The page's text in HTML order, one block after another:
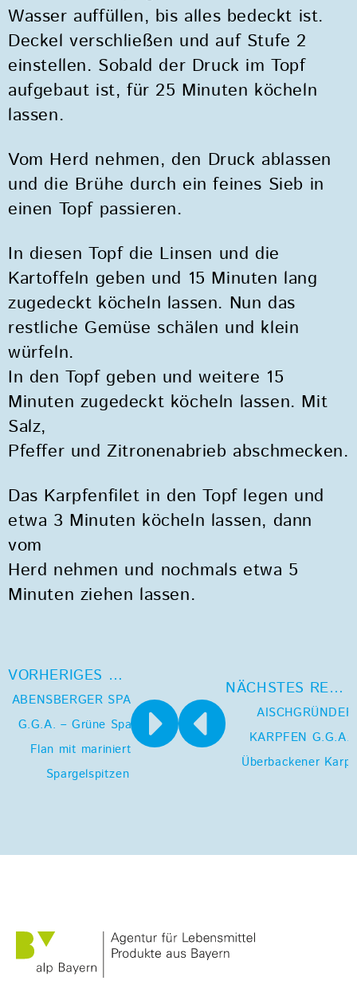
Wasser auffüllen, bis alles bedeckt ist.
Deckel verschließen und auf Stufe 2
einstellen. Sobald der Druck im Topf
aufgebaut ist, für 25 Minuten köcheln
lassen.
Vom Herd nehmen, den Druck ablassen
und die Brühe durch ein feines Sieb in
einen Topf passieren.
In diesen Topf die Linsen und die
Kartoffeln geben und 15 Minuten lang
zugedeckt köcheln lassen. Nun das
restliche Gemüse schälen und klein
würfeln.
In den Topf geben und weitere 15
Minuten zugedeckt köcheln lassen. Mit
Salz,
Pfeffer und Zitronenabrieb abschmecken.
Das Karpfenfilet in den Topf legen und
etwa 3 Minuten köcheln lassen, dann
vom
Herd nehmen und nochmals etwa 5
Minuten ziehen lassen.
NÄCHSTES REZEPT
AISCHGRÜNDER
KARPFEN G.G.A.
Überbackener
VORHERIGES REZEPT
ABENSBERGER SPARGEL
G.G.A. – Grüne Spargel-
Flan mit marinierten
Spargelspitzen